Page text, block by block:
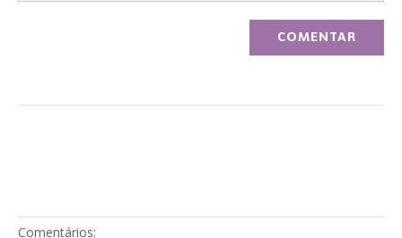
Comentários: